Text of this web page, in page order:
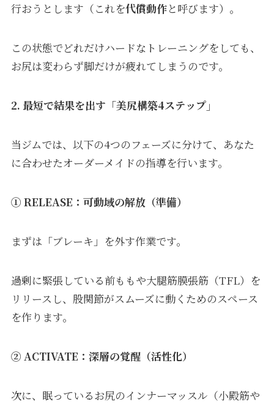
行おうとします（これを代償動作と呼びます）。
この状態でどれだけハードなトレーニングをしても、
お尻は変わらず脚だけが疲れてしまうのです。
2. 最短で結果を出す「美尻構築4ステップ」
当ジムでは、以下の4つのフェーズに分けて、あなた
に合わせたオーダーメイドの指導を行います。
① RELEASE：可動域の解放（準備）
まずは「ブレーキ」を外す作業です。
過剰に緊張している前ももや大腿筋膜張筋（TFL）を
リリースし、股関節がスムーズに動くためのスペース
を作ります。
② ACTIVATE：深層の覚醒（活性化）
次に、眠っているお尻のインナーマッスル（小殿筋や